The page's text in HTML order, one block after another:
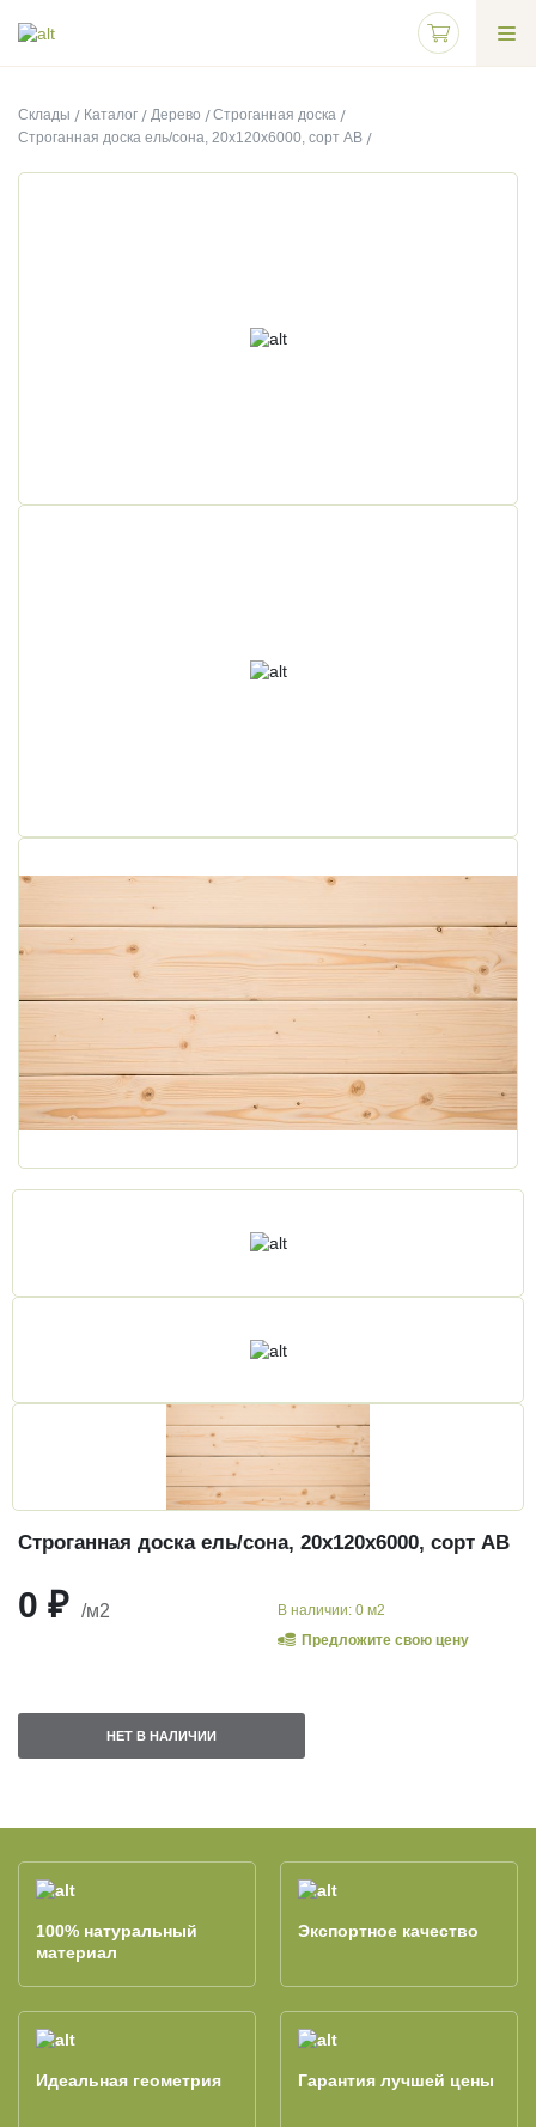
Склады Каталог Дерево
Строганная доска
Строганная доска ель/сона, 20х120х6000, сорт АВ
Строганная доска ель/сона, 20х120х6000, сорт АВ
0 ₽ /м2
В наличии: 0 м2
Предложите свою цену
НЕТ В НАЛИЧИИ
100% натуральный
материал
Экспортное качество
Идеальная геометрия Гарантия лучшей цены